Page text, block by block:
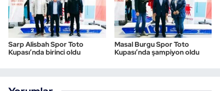
Sarp Alisbah Spor Toto
Kupası’nda birinci oldu
Masal Burgu Spor Toto
Kupası’nda şampiyon oldu